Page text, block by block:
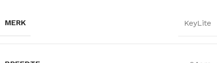
MERK KeyLite